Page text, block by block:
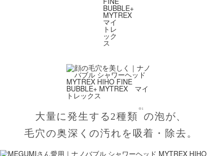
大量に発生する2種類
※1
の泡が、
毛穴の奥深くの汚れを吸着・除去。